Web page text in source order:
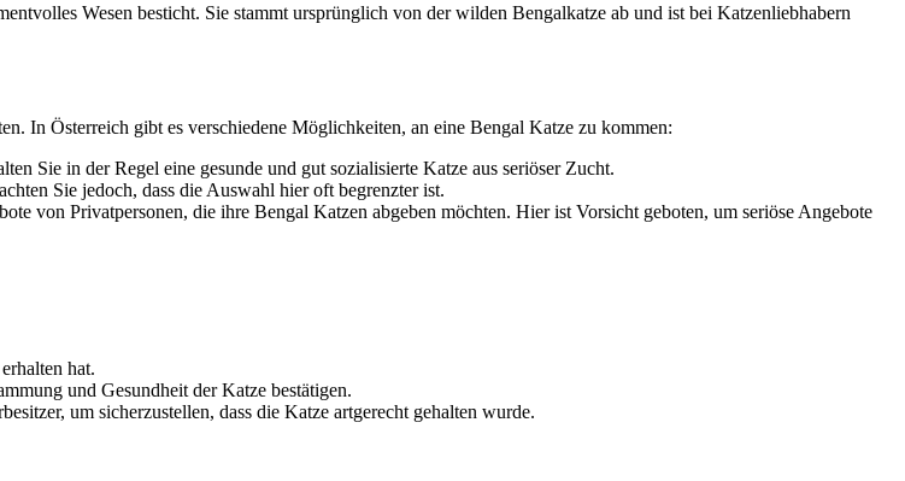
Wesen besticht. Sie stammt ursprünglich von der wilden Bengalkatze ab und ist bei Katzenliebhabern
In Österreich gibt es verschiedene Möglichkeiten, an eine Bengal Katze zu kommen:
Sie in der Regel eine gesunde und gut sozialisierte Katze aus seriöser Zucht.
Sie jedoch, dass die Auswahl hier oft begrenzter ist.
von Privatpersonen, die ihre Bengal Katzen abgeben möchten. Hier ist Vorsicht geboten, um seriöse Angebote
hat.
und Gesundheit der Katze bestätigen.
um sicherzustellen, dass die Katze artgerecht gehalten wurde.